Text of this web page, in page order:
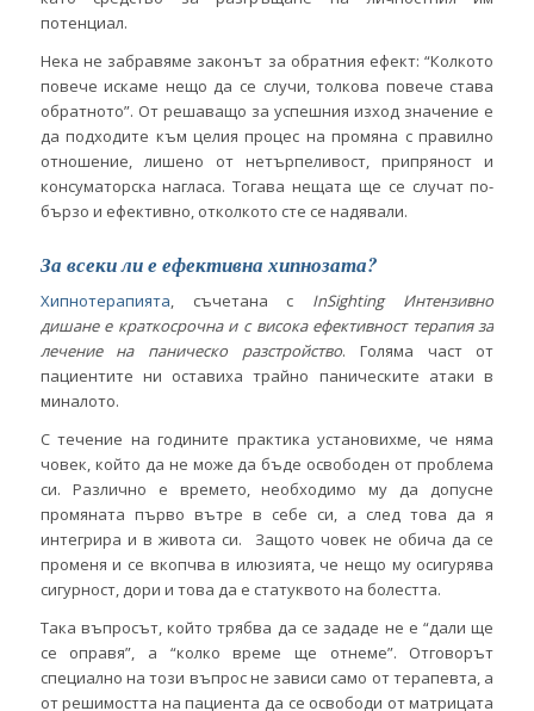
потенциал.
Нека не забравяме законът за обратния ефект: “Колкото
повече искаме нещо да се случи, толкова повече става
обратното”. От решаващо за успешния изход значение е
да подходите към целия процес на промяна с правилно
отношение, лишено от нетърпеливост, припряност и
консуматорска нагласа. Тогава нещата ще се случат по-
бързо и ефективно, отколкото сте се надявали.
За всеки ли е ефективна хипнозата?
Хипнотерапията, съчетана с InSighting Интензивно
дишане е краткосрочна и с висока ефективност терапия за
лечение на паническо разстройство. Голяма част от
пациентите ни оставиха трайно паническите атаки в
миналото.
С течение на годините практика установихме, че няма
човек, който да не може да бъде освободен от проблема
си. Различно е времето, необходимо му да допусне
промяната първо вътре в себе си, а след това да я
интегрира и в живота си. Защото човек не обича да се
променя и се вкопчва в илюзията, че нещо му осигурява
сигурност, дори и това да е статуквото на болестта.
Така въпросът, който трябва да се зададе не е “дали ще
се оправя”, а “колко време ще отнеме”. Отговорът
специално на този въпрос не зависи само от терапевта, а
от решимостта на пациента да се освободи от матрицата